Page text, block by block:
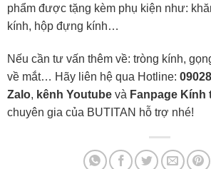
phẩm được tặng kèm phụ kiện như:
kính, hộp đựng kính…
Nếu cần tư vấn thêm về: tròng kính,
về mắt… Hãy liên hệ qua Hotline:
Zalo, kênh Youtubevà Fanpage Kính
chuyên gia của BUTITAN hỗ trợ nhé!